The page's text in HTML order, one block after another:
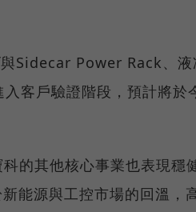
Sidecar Power Rack、液
客戶驗證階段，預計將於
的其他核心事業也表現穩
能源與工控市場的回溫，